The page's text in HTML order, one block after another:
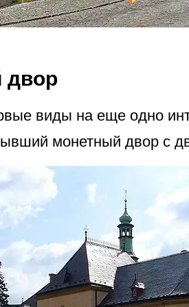
двор
виды на еще одно
монетный двор с